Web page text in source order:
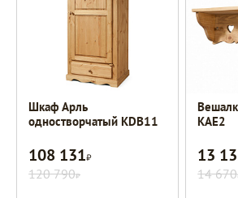
Шкаф Арль
одностворчатый KDB11
108 131Р
120 790Р
KAE2
13
14 670